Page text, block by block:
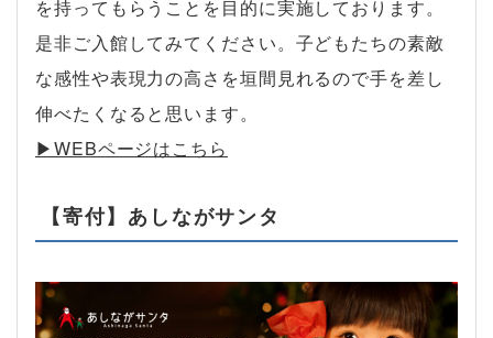
を持ってもらうことを目的に実施しております。
是非ご入館してみてください。子どもたちの素敵
な感性や表現力の高さを垣間見れるので手を差し
伸べたくなると思います。
▶︎WEBページはこちら
【寄付】あしながサンタ